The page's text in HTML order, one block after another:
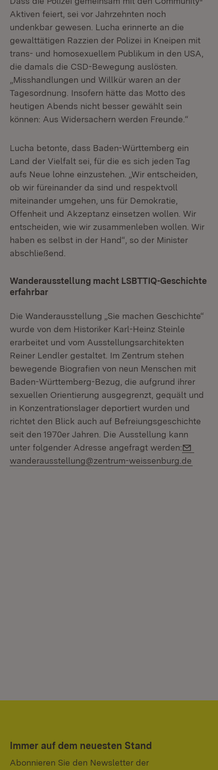
Aktiven feiert, sei vor Jahrzehnten noch
undenkbar gewesen. Lucha erinnerte an die
gewalttätigen Razzien der Polizei in Kneipen mit
trans- und homosexuellem Publikum in den USA,
die damals die CSD-Bewegung auslösten.
„Misshandlungen und Willkür waren an der
Tagesordnung. Insofern hätte das Motto des
heutigen Abends nicht besser gewählt sein
können: Aus Widersachern werden Freunde.“
Lucha betonte, dass Baden-Württemberg ein
Land der Vielfalt sei, für die es sich jeden Tag
aufs Neue lohne einzustehen. „Wir entscheiden,
ob wir füreinander da sind und respektvoll
miteinander umgehen, uns für Demokratie,
Offenheit und Akzeptanz einsetzen wollen. Wir
entscheiden, wie wir zusammenleben wollen. Wir
haben es selbst in der Hand“, so der Minister
abschließend.
Wanderausstellung macht LSBTTIQ-Geschichte
erfahrbar
Die Wanderausstellung „Sie machen Geschichte“
wurde von dem Historiker Karl-Heinz Steinle
erarbeitet und vom Ausstellungsarchitekten
Reiner Lendler gestaltet. Im Zentrum stehen
bewegende Biografien von neun Menschen mit
Baden-Württemberg-Bezug, die aufgrund ihrer
sexuellen Orientierung ausgegrenzt, gequält und
in Konzentrationslager deportiert wurden und
richtet den Blick auch auf Befreiungsgeschichte
seit den 1970er Jahren. Die Ausstellung kann
unter folgender Adresse angefragt werden:
wanderausstellung@zentrum-weissenburg.de
Immer auf dem neuesten Stand
Abonnieren Sie den Newsletter der